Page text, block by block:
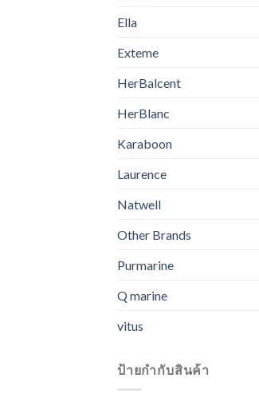
Ella
Exteme
HerBalcent
HerBlanc
Karaboon
Laurence
Natwell
Other Brands
Purmarine
Q marine
vitus
ป้ายกำกับสินค้า